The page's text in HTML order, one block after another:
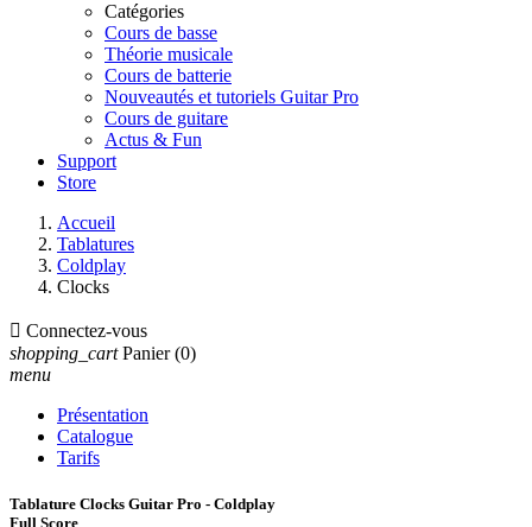
Catégories
Cours de basse
Théorie musicale
Cours de batterie
Nouveautés et tutoriels Guitar Pro
Cours de guitare
Actus & Fun
Support
Store
Accueil
Tablatures
Coldplay
Clocks
 Connectez-vous
shopping_cart Panier (0)
menu
Présentation
Catalogue
Tarifs
Tablature Clocks Guitar Pro - Coldplay
Full Score